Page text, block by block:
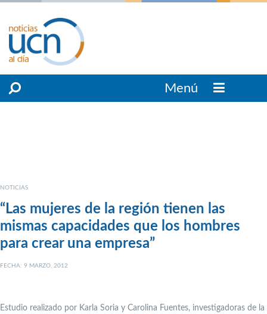
Menú
NOTICIAS
“Las mujeres de la región tienen las
mismas capacidades que los hombres
para crear una empresa”
FECHA: 9 MARZO, 2012
Estudio realizado por Karla Soria y Carolina Fuentes, investigadoras de la